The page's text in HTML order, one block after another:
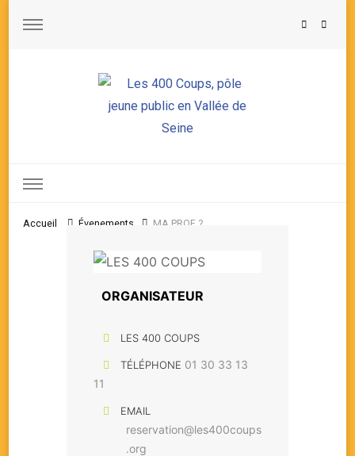
Accueil Évenements MA PROF ?
ORGANISATEUR
LES 400 COUPS
TÉLÉPHONE 01 30 33 13
11
EMAIL
reservation@les400coups
.org